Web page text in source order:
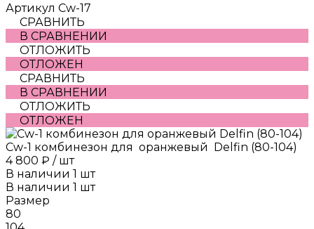
Артикул Cw-17
СРАВНИТЬ
В СРАВНЕНИИ
ОТЛОЖИТЬ
ОТЛОЖЕН
СРАВНИТЬ
В СРАВНЕНИИ
ОТЛОЖИТЬ
ОТЛОЖЕН
Cw-1 комбинезон для оранжевый Delfin (80-104)
4 800 ₽ / шт
В наличии 1 шт
В наличии 1 шт
Размер
80